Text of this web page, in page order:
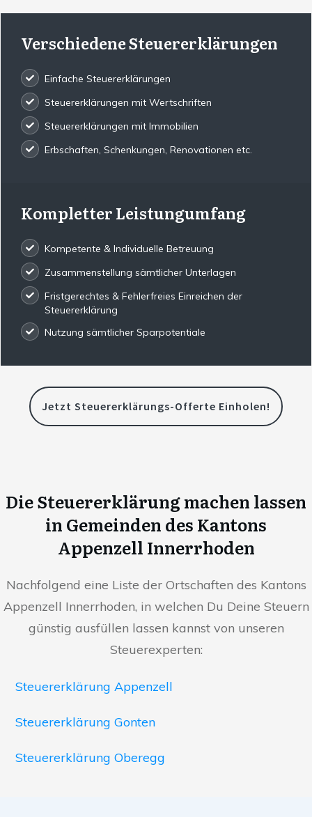
Verschiedene Steuererklärungen
Einfache Steuererklärungen
Steuererklärungen mit Wertschriften
Steuererklärungen mit Immobilien
Erbschaften, Schenkungen, Renovationen etc.
Kompletter Leistungumfang
Kompetente & Individuelle Betreuung
Zusammenstellung sämtlicher Unterlagen
Fristgerechtes & Fehlerfreies Einreichen der
Steuererklärung
Nutzung sämtlicher Sparpotentiale
Jetzt Steuererklärungs-Offerte Einholen!
Die Steuererklärung machen lassen
in Gemeinden des Kantons
Appenzell Innerrhoden
Nachfolgend eine Liste der Ortschaften des Kantons
Appenzell Innerrhoden, in welchen Du Deine Steuern
günstig ausfüllen lassen kannst von unseren
Steuerexperten:
Steuererklärung Appenzell
Steuererklärung Gonten
Steuererklärung Oberegg